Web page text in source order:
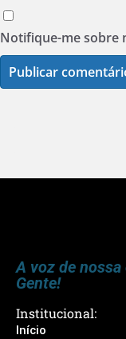
Notifique-me sobre
A voz de
Gente!
Institucional:
Início